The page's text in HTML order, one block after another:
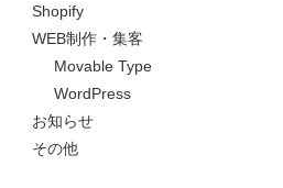
Shopify
WEB制作・集客
Movable Type
WordPress
お知らせ
その他